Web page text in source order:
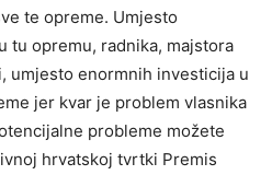
te opreme. Umjesto
tu opremu, radnika, majstora
umjesto enormnih investicija u
jer kvar je problem vlasnika
probleme možete
hrvatskoj tvrtki Premis